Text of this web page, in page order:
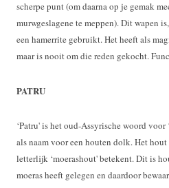
scherpe punt (om daarna op je gemak
murwgeslagene te meppen). Dit wapen
een hamerrite gebruikt. Het heeft als
maar is nooit om die reden gekocht.
PATRU
‘Patru' is het oud-Assyrische woord
als naam voor een houten dolk. Het
letterlijk ‘moerashout' betekent. Dit is
moeras heeft gelegen en daardoor